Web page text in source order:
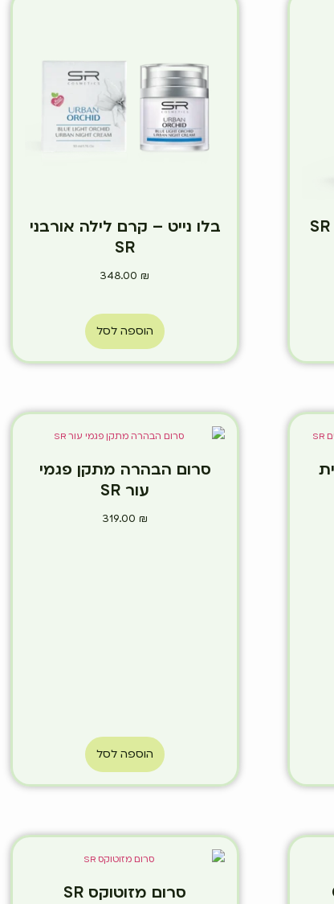
בלו נייט – קרם לילה אורבני
SR
348.00₪
הוספה לסל
סרום הבהרה מתקן פגמי
עור SR
319.00 ₪
הוספה לסל
סרום מזוטוקס SR